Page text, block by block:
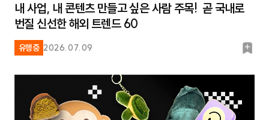
내 사업, 내 콘텐츠 만들고 싶은 사람 주목! 곧 국내로
번질 신선한 해외 트렌드 60
유행중 2026.07.09
북